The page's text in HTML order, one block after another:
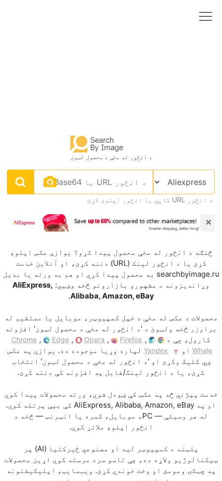
د انځور له مخې د محصول لټون
د انځور URL کاپي يا انځور اپلوډ کړئ
×
څنګه د انځور له مخې محصول پیدا کړو؟ يوازې عکس اپلوډ
کړئ يا د انځور لینک (URL) دننه کړئ، او آنلاين خدمت
searchbyimage.ru به محصول پيدا کړي او هم به ورته يا بدیل
وړاندیزونه د مشهورو بازارونو څخه وښيي: AliExpress,
Alibaba, Amazon, eBay
.
محصولات د عکس له مخې د خپل کمپیوټر، موبایل يا مستقیم له
براوزر څخه ولټوئ د 'د انځور له مخې د محصول لټون' افزونه
کارول، چې د
Chrome , Edge , Opera , Firefox ,
Whale او Yandex لپاره وړیا موجوده ده. يوازې په عکس
ښي کليک وکړئ او 'د انځور له مخې د محصول لټون' انتخاب
کړئ، يا د انځور لینک/فايل په افزونه کې دننه کړئ.
خدمت پېژني څه په عکس کې ښودل شوي، ورته محصولات پيدا کوي
او په AliExpress, Alibaba, Amazon, eBay کې بيې پرتله کوي.
له هر وسیلې — PC، موبایل، کمره يا انټرنټ — څخه د
انځور اپلوډ ملاتړ کوي.
پلټنه د کمپيوټر لید او مصنوعي ځیرکتیا (AI) پر
ټیکنالوژیو ولاړه ده، چې تاسو سره مرسته کوي اړین محصولات
په چټکۍ ومومئ او وخت خوندي کړئ. ویب‌سایټ، اپلیکیشنونه